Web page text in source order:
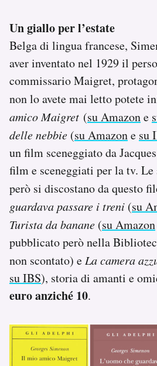
Un giallo per l’estate
Belga di lingua francese,
aver inventato nel 1929 il
commissario Maigret,
non lo avete mai letto potete
amico Maigret (su Amazone
delle nebbie (su Amazone su
un film sceneggiato da
film e sceneggiati per la tv.
però si discostano da questo
guardava passare i treni (su
Turista da banane (su Amazon
pubblicato però nella
non scontato) e La camera
su IBS), storia di amanti e
euro anziché 10.